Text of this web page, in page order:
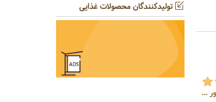
تولیدکنندگان محصولات غذایی